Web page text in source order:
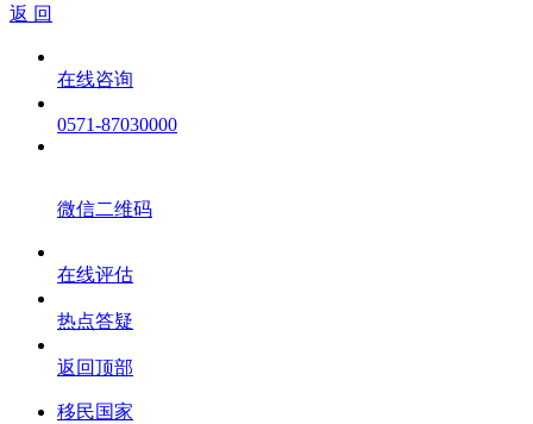
返 回
在线咨询
0571-87030000
微信二维码
在线评估
热点答疑
返回顶部
移民国家